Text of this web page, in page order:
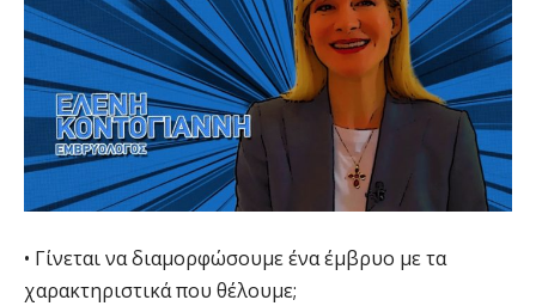
• Γίνεται να διαμορφώσουμε ένα έμβρυο με τα
χαρακτηριστικά που θέλουμε;